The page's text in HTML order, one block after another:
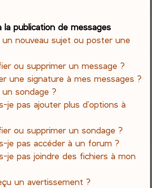
la publication de messages
nouveau sujet ou poster une
ou supprimer un message ?
une signature à mes messages ?
sondage ?
je pas ajouter plus d’options à
ou supprimer un sondage ?
je pas accéder à un forum ?
je pas joindre des fichiers à mon
un avertissement ?